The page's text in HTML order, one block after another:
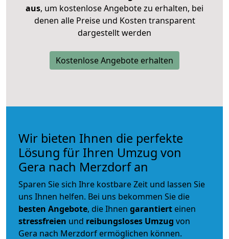
aus, um kostenlose Angebote zu erhalten, bei
denen alle Preise und Kosten transparent
dargestellt werden
Kostenlose Angebote erhalten
Wir bieten Ihnen die perfekte
Lösung für Ihren Umzug von
Gera nach Merzdorf an
Sparen Sie sich Ihre kostbare Zeit und lassen Sie
uns Ihnen helfen. Bei uns bekommen Sie die
besten Angebote, die Ihnen garantiert einen
stressfreien und reibungsloses Umzug von
Gera nach Merzdorf ermöglichen können.